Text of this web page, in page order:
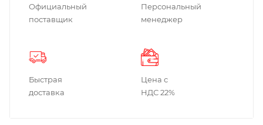
Официальный
поставщик
Персональный
менеджер
Быстрая
доставка
Цена с
НДС 22%